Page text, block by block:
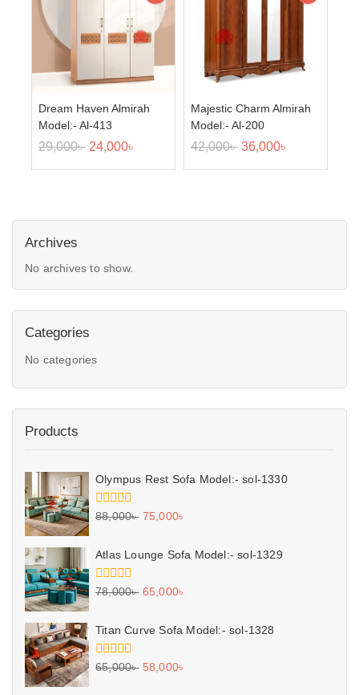
Dream Haven Almirah
Model:- Al-413
29,000৳ 24,000৳
Majestic Charm Almirah
Model:- Al-200
42,000৳ 36,000৳
Archives
No archives to show.
Categories
No categories
Products
Olympus Rest Sofa Model:- sol-1330
0
5
88,000৳ 75,000৳
Atlas Lounge Sofa Model:- sol-1329
0
5
78,000৳ 65,000৳
Titan Curve Sofa Model:- sol-1328
0
65,000৳ 58,000৳